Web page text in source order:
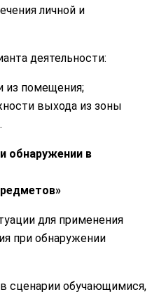
личной и
деятельности:
из помещения;
выхода из зоны
обнаружении в
для применения
при обнаружении
сценарии обучающимися,